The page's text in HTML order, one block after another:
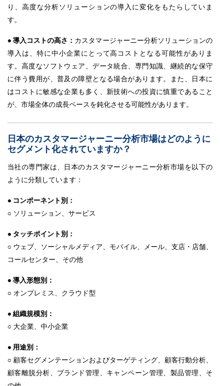
り、高度な分析ソリューションの導入に変化をもたらしていま
す。
● 導入コストの高さ： カスタマージャーニー分析ソリューションの
導入は、特に中小企業にとって高コストとなる可能性がありま
す。高度なソフトウェア、データ統合、専門知識、継続的な保守
に伴う費用が、普及の障壁となる場合があります。また、日本に
はコストに敏感な企業も多く、新技術への投資に慎重であること
が、市場全体の成長ペースを鈍化させる可能性があります。
日本のカスタマージャーニー分析市場はどのように
セグメント化されていますか？
当社の専門家は、日本のカスタマージャーニー分析市場を以下の
ように分類しています：
● コンポーネント別：
○ ソリューション、サービス
● タッチポイント別：
○ ウェブ、ソーシャルメディア、モバイル、メール、支店・店舗、
コールセンター、その他
● 導入形態別：
○ オンプレミス、クラウド型
● 組織規模別：
○ 大企業、中小企業
● 用途別：
○ 顧客セグメンテーションおよびターゲティング、顧客行動分析、
顧客離脱分析、ブランド管理、キャンペーン管理、製品管理、そ